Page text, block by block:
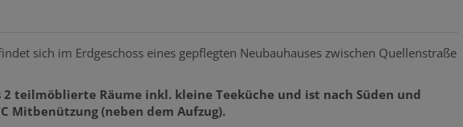
sich im Erdgeschoss eines gepflegten Neubauhauses zwischen Quellenstraße
2 teilmöblierte Räume inkl. kleine Teeküche und ist nach Süden und
Mitbenützung (neben dem Aufzug).